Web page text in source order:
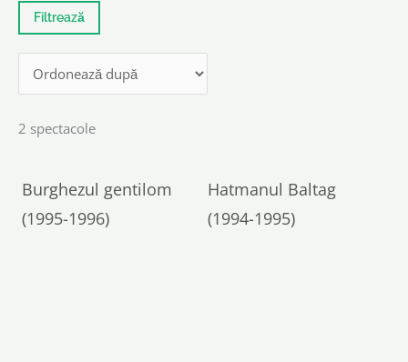
2 spectacole
Burghezul gentilom
(1995-1996)
Hatmanul Baltag
(1994-1995)